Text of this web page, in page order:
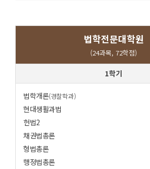
법학전문대학원
(24과목, 72학점)
1학기
법학개론(경찰학과)
현대생활과법
헌법2
채권법총론
형법총론
행정법총론